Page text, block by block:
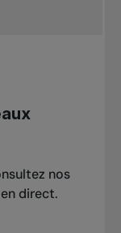
nos
direct.